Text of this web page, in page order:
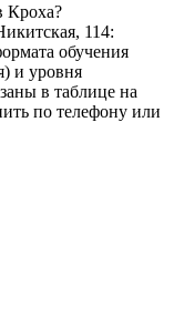
Кроха?
114:
обучения
и уровня
в таблице на
по телефону или